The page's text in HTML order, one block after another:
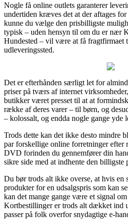
Nogle få online outlets garanterer
undertiden kræves det at der aftages for
kunne du vælge den prisbilligste
typisk – uden hensyn til om du er nær
Hundested – vil være at få fragtfirmaet
udleveringssted.
Det er efterhånden særligt let for
priser på tværs af internet
butikker været presset til at at
række af deres varer – til børn, og
– kolossalt, og endda nogle gange yde
Trods dette kan det ikke desto mindre
par forskellige online forretninger
DVD forinden du gennemfører din
sikre side med at indhente den billigste
Du bør trods alt ikke overse, at hvis en
produkter for en udsalgspris som kan
kan det mange gange være et signal
Kortbestillinger er trods alt dækket ind
passer på folk overfor snydagtige e-